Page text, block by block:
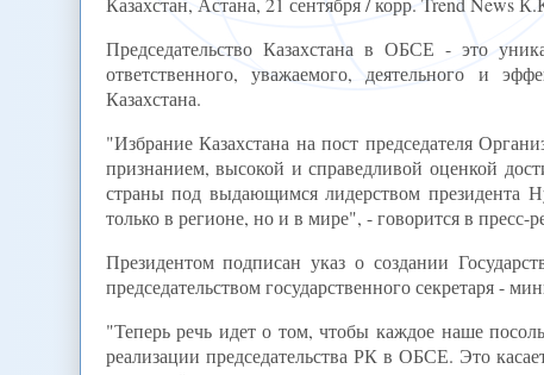
Председательство Казахстана в ОБСЕ - это
ответственного, уважаемого, деятельного и
Казахстана.
"Избрание Казахстана на пост председателя
признанием, высокой и справедливой оценкой
страны под выдающимся лидерством президента
только в регионе, но и в мире", - говорится в пресс-
Президентом подписан указ о создании
председательством государственного секретаря -
"Теперь речь идет о том, чтобы каждое наше
реализации председательства РК в ОБСЕ. Это